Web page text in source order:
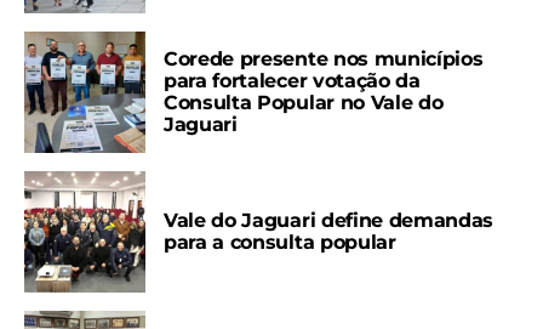
Corede presente nos municípios
para fortalecer votação da
Consulta Popular no Vale do
Jaguari
Vale do Jaguari define demandas
para a consulta popular